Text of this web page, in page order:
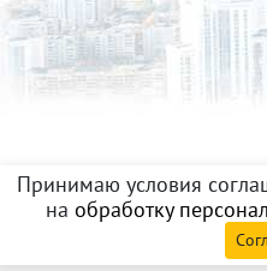
Принимаю условия
на обработку